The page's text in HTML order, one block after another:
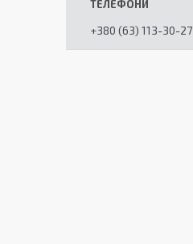
+380 (63) 113-30-27